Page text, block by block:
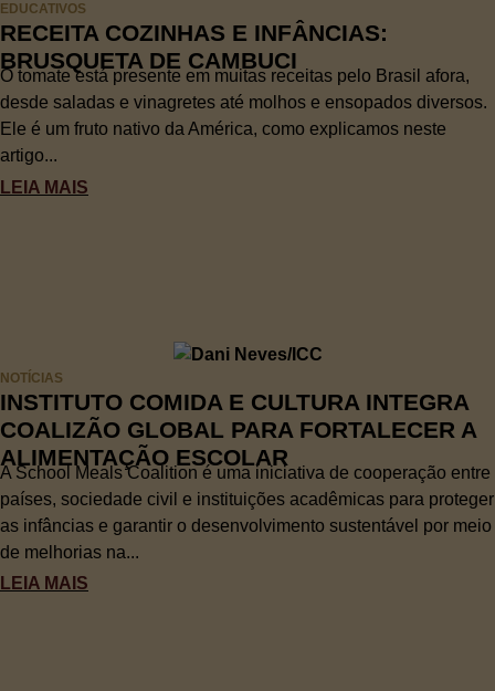
EDUCATIVOS
RECEITA COZINHAS E INFÂNCIAS:
BRUSQUETA DE CAMBUCI
O tomate está presente em muitas receitas pelo Brasil afora,
desde saladas e vinagretes até molhos e ensopados diversos.
Ele é um fruto nativo da América, como explicamos neste
artigo...
LEIA MAIS
NOTÍCIAS
INSTITUTO COMIDA E CULTURA INTEGRA
COALIZÃO GLOBAL PARA FORTALECER A
ALIMENTAÇÃO ESCOLAR
A School Meals Coalition é uma iniciativa de cooperação entre
países, sociedade civil e instituições acadêmicas para proteger
as infâncias e garantir o desenvolvimento sustentável por meio
de melhorias na...
LEIA MAIS